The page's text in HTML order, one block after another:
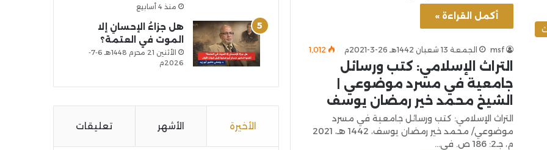
أكمل القراءة »
msf الجمعة 13 شعبان 1442هـ 26-3-2021م 1٬012
التراث الإسلامي: كتب ورسائل
جامعية في مسرد موضوعي |
الشيخ محمد خير رمضان يوسف
التراث الإسلامي: كتب ورسائل جامعية في مسرد
موضوعي/ محمد خير رمضان يوسف، 1442 هـ، 2021
م، جـ2: 186 ص. في…
منذ 4 أسابيع
هل جزاءُ الإحسانِ إلا
الموت في العتمة؟
الأثنين 21 محرم 1448هـ 6-7-
2026م
الأخيرة الأشهر تعليقات